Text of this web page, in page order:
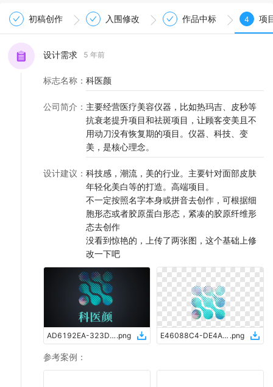
LOGO
初稿创作 入围修改 作品中标 4 项
设计需求 5 年前
标志名称 ： 科医颜
公司简介 ： 主要经营医疗美容仪器，比如热玛吉、皮秒等
抗衰老提升项目和祛斑项目，让顾客变美且不
用动刀没有恢复期的项目。仪器、科技、变
美，是核心理念。
设计建议 ： 科技感，潮流，美的行业。主要针对面部皮肤
年轻化美白等的打造。高端项目。
不一定按照名字本身或拼音去创作，可根据细
胞形态或者胶原蛋白形态，紧凑的胶原纤维形
态去创作
没看到惊艳的，上传了两张图，这个基础上修
改一下吧
AD6192EA-323D-4F34-B4E5-32FE55FD3385 .png E46088C4-DE4A-4459-A9D3-B0537F1358FC .png
参考案例 ：